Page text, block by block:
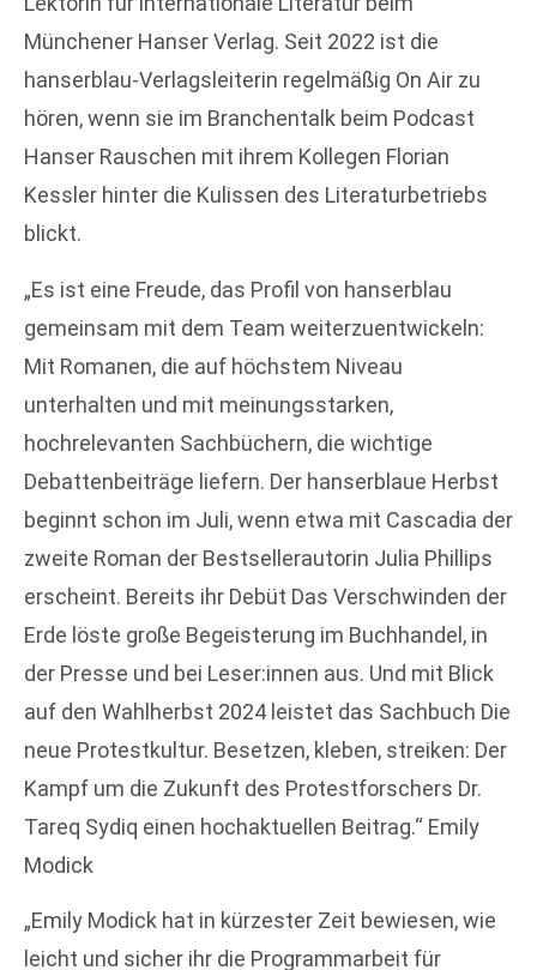
Münchener Hanser Verlag. Seit 2022 ist die
hanserblau-Verlagsleiterin regelmäßig On Air zu
hören, wenn sie im Branchentalk beim Podcast
Hanser Rauschen mit ihrem Kollegen Florian
Kessler hinter die Kulissen des Literaturbetriebs
blickt.
„Es ist eine Freude, das Profil von hanserblau
gemeinsam mit dem Team weiterzuentwickeln:
Mit Romanen, die auf höchstem Niveau
unterhalten und mit meinungsstarken,
hochrelevanten Sachbüchern, die wichtige
Debattenbeiträge liefern. Der hanserblaue Herbst
beginnt schon im Juli, wenn etwa mit Cascadia der
zweite Roman der Bestsellerautorin Julia Phillips
erscheint. Bereits ihr Debüt Das Verschwinden der
Erde löste große Begeisterung im Buchhandel, in
der Presse und bei Leser:innen aus. Und mit Blick
auf den Wahlherbst 2024 leistet das Sachbuch Die
neue Protestkultur. Besetzen, kleben, streiken: Der
Kampf um die Zukunft des Protestforschers Dr.
Tareq Sydiq einen hochaktuellen Beitrag.“ Emily
Modick
„Emily Modick hat in kürzester Zeit bewiesen, wie
leicht und sicher ihr die Programmarbeit für